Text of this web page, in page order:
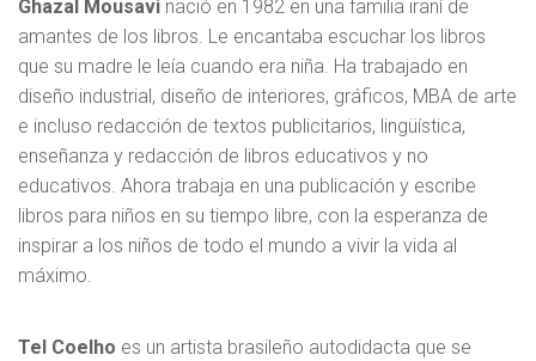
Ghazal Mousavi nació en 1982 en una familia iraní de
amantes de los libros. Le encantaba escuchar los libros
que su madre le leía cuando era niña. Ha trabajado en
diseño industrial, diseño de interiores, gráficos, MBA de arte
e incluso redacción de textos publicitarios, lingüística,
enseñanza y redacción de libros educativos y no
educativos. Ahora trabaja en una publicación y escribe
libros para niños en su tiempo libre, con la esperanza de
inspirar a los niños de todo el mundo a vivir la vida al
máximo.
Tel Coelho es un artista brasileño autodidacta que se